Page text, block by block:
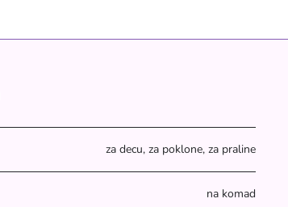
za decu, za poklone, za praline
na komad